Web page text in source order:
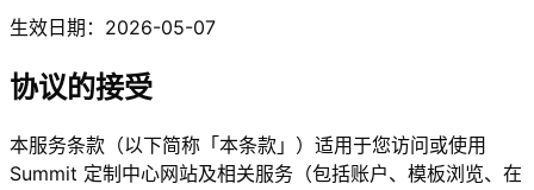
生效日期：2026-05-07
协议的接受
本服务条款（以下简称「本条款」）适用于您访问或使用
Summit 定制中心网站及相关服务（包括账户、模板浏览、在